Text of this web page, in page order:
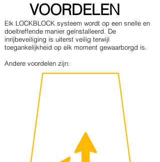
VOORDELEN
Elk LOCKBLOCK systeem wordt op een snelle en
doeltreffende manier geïnstalleerd. De
inrijbeveiliging is uiterst veilig terwijl
toegankelijkheid op elk moment gewaarborgd is.
Andere voordelen zijn: